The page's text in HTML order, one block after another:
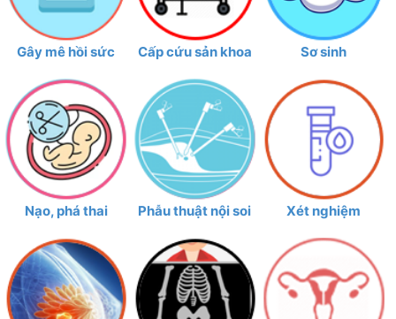
Gây mê hồi sức Cấp cứu sản khoa Sơ sinh
Nạo, phá thai Phẫu thuật nội soi Xét nghiệm